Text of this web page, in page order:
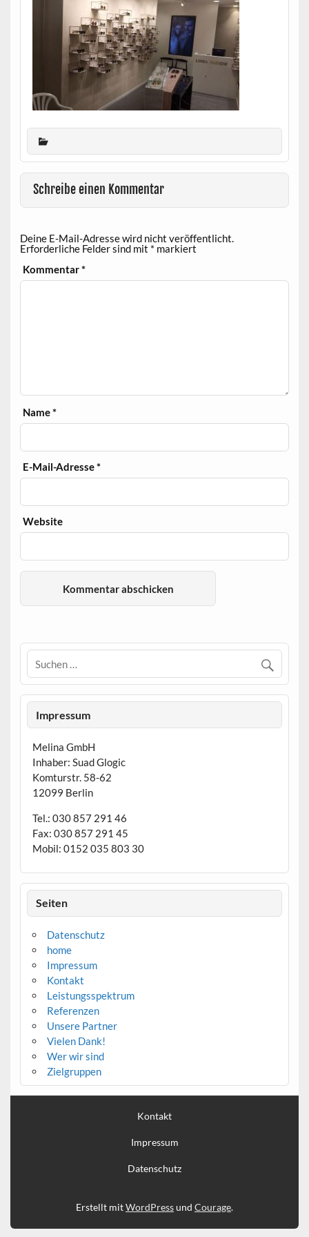
Schreibe einen Kommentar
Deine E-Mail-Adresse wird nicht veröffentlicht.
Erforderliche Felder sind mit * markiert
Kommentar*
Name*
E-Mail-Adresse*
Website
Impressum
Melina GmbH
Inhaber: Suad Glogic
Komturstr. 58-62
12099 Berlin
Tel.: 030 857 291 46
Fax: 030 857 291 45
Mobil: 0152 035 803 30
Seiten
Datenschutz
home
Impressum
Kontakt
Leistungsspektrum
Referenzen
Unsere Partner
Vielen Dank!
Wer wir sind
Zielgruppen
Kontakt
Impressum
Datenschutz
Erstellt mitWordPressund Courage.